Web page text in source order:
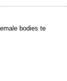
bodies te